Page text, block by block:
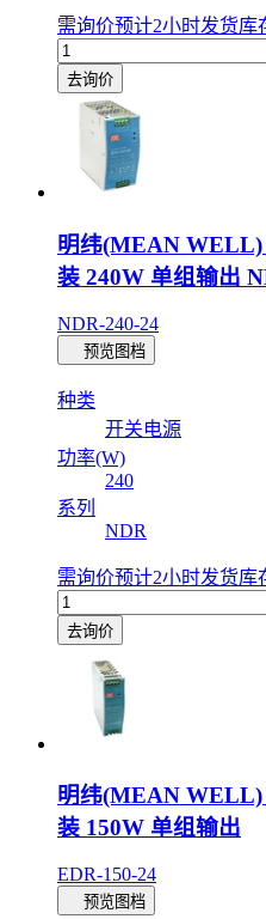
需询价预计2小时发货库
去询价
明纬(MEAN WELL)
装 240W 单组输出
NDR-240-24
预览图档
种类
开关电源
功率(W)
240
系列
NDR
需询价预计2小时发货库
去询价
明纬(MEAN WELL)
装 150W 单组输出
EDR-150-24
预览图档